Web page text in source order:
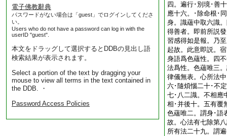
電子佛教辭典
パスワードがない場合は「guest」でログインしてくださ
い。
Users who do not have a password can log in with the
userID "guest".
本文をドラッグして選択するとDDBの見出し語
検索結果が表示されます。
Select a portion of the text by dragging your
mouse to view all terms in the text contained in
the DDB. ・
Password Access Policies
四。遍行･別境･善
應十六。･除命根･
身。識蘊中取六識
得善者。即前所説
習感得如是報。乃
起故。此意即説。
身語爲色蘊性。四
法爲性。色蘊唯三
律儀無表。心所法
六･隨煩惱二十･不
七･八二識。不相應
相･并後十。五有覆
色蘊唯二。謂身･語
故。心法有七除第
所有法二十九。謂